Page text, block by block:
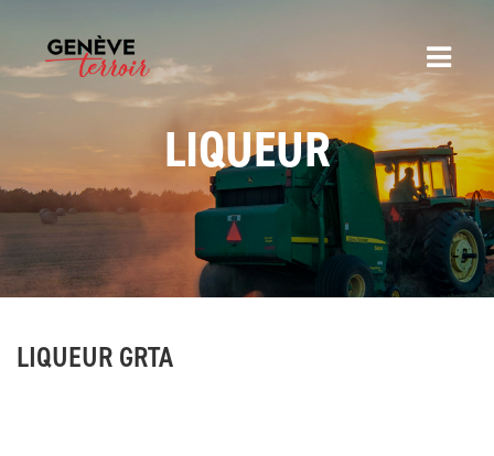
LIQUEUR
LIQUEUR GRTA